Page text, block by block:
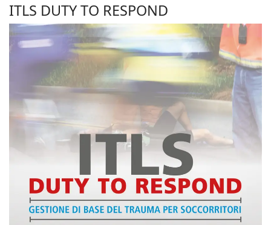
ITLS DUTY TO RESPOND